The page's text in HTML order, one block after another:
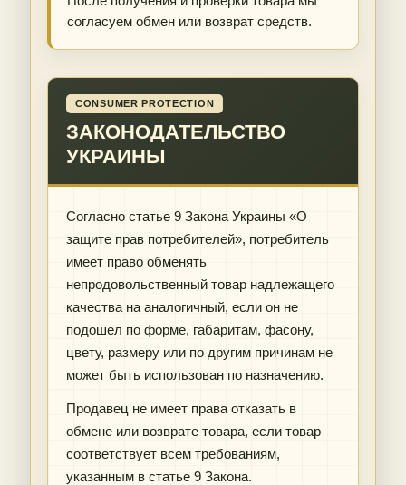
согласуем обмен или возврат средств.
CONSUMER PROTECTION
ЗАКОНОДАТЕЛЬСТВО
УКРАИНЫ
Согласно статье 9 Закона Украины «О
защите прав потребителей», потребитель
имеет право обменять
непродовольственный товар надлежащего
качества на аналогичный, если он не
подошел по форме, габаритам, фасону,
цвету, размеру или по другим причинам не
может быть использован по назначению.
Продавец не имеет права отказать в
обмене или возврате товара, если товар
соответствует всем требованиям,
указанным в статье 9 Закона.